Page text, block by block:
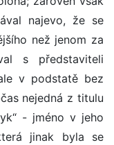
najevo, že se
než jenom za
s představiteli
v podstatě bez
nejedná z titulu
- jméno v jeho
jinak byla se